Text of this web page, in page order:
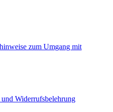
zum Umgang mit
Widerrufsbelehrung